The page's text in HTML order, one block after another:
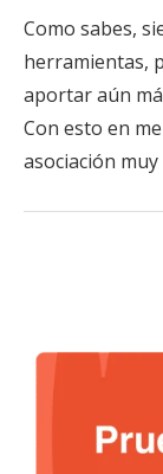
Como sabes,
herramientas,
aportar aún
Con esto en
asociación muy